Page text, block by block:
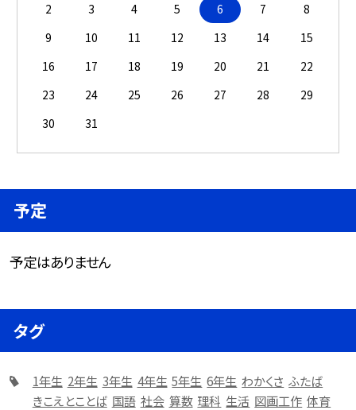
2
3 4 5 6 7
8
9
10 11 12 13 14
15
16
17 18 19 20 21
22
23
24 25 26 27 28
29
30
31
予定
予定はありません
タグ
1年生 2年生 3年生 4年生 5年生 6年生 わかくさ ふたば
きこえとことば 国語 社会 算数 理科 生活 図画工作 体育